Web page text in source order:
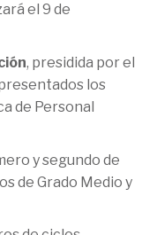
el 9 de
, presidida por el
los
de Personal
y segundo de
de Grado Medio y